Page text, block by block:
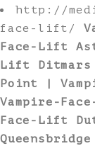
http://
face-lift/
Face-Lift
Lift Ditmars
Point |
Vampire-
Face-Lift